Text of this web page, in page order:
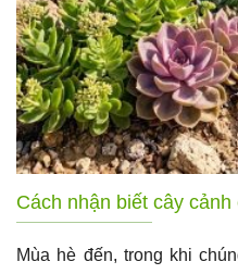
Cách nhận biết cây
Mùa hè đến, trong khi